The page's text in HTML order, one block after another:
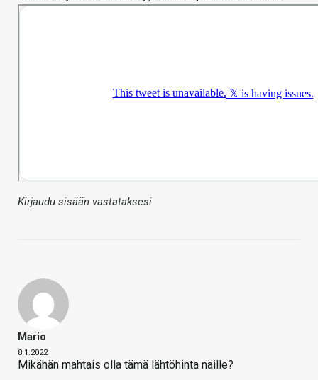
Kirjaudu sisään vastataksesi
Mario
8.1.2022
Mikähän mahtais olla tämä lähtöhinta näille?